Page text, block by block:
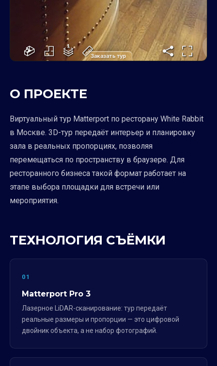
Заказать тур
О ПРОЕКТЕ
Виртуальный тур Matterport по ресторану White Rabbit
в Москве. 3D-тур передаёт интерьер и планировку
зала в реальных пропорциях, позволяя
перемещаться по пространству в браузере. Для
ресторанного бизнеса такой формат работает на
этапе выбора площадки для встречи или
мероприятия.
ТЕХНОЛОГИЯ СЪЁМКИ
01
Matterport Pro 3
Лазерное LiDAR-сканирование: тур передаёт
реальные размеры и пропорции — это цифровой
двойник объекта, а не набор фотографий.